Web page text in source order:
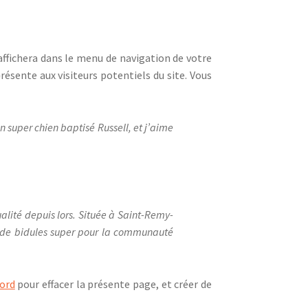
dans le menu de navigation de votre
aux visiteurs potentiels du site. Vous
super chien baptisé Russell, et j’aime
depuis lors. Située à Saint-Remy-
bidules super pour la communauté
pour effacer la présente page, et créer de